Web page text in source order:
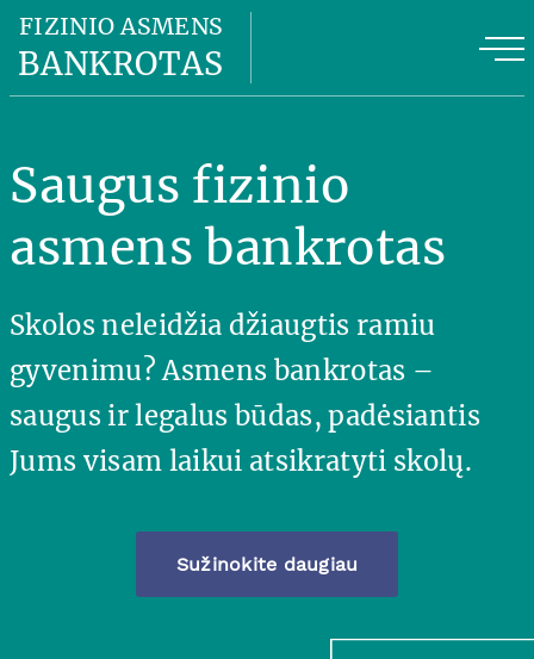
FIZINIO ASMENS
BANKROTAS Fizinio asmens bankroto kaina
Apie mus
Kontaktai
Saugus fizinio
asmens bankrotas
Skolos neleidžia džiaugtis ramiu
gyvenimu? Asmens bankrotas –
saugus ir legalus būdas, padėsiantis
Jums visam laikui atsikratyti skolų.
Sužinokite daugiau